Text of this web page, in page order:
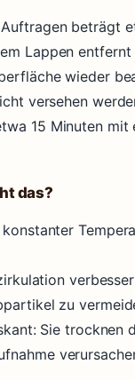
beträgt
Lappen
wieder
versehen
15 Minuten
das?
zu
Sie trocknen